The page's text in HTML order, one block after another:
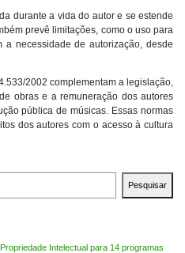
durante a vida do autor e se estende
prevê limitações, como o uso para
necessidade de autorização, desde
2002 complementam a legislação,
obras e a remuneração dos autores
pública de músicas. Essas normas
dos autores com o acesso à cultura
Pesquisar
Intelectual para 14 programas